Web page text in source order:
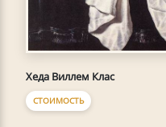
Хеда Виллем Клас
СТОИМОСТЬ